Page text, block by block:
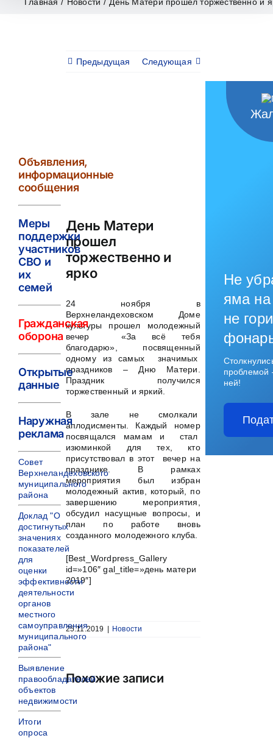
Предыдущая Следующая
День Матери
прошел
торжественно и
ярко
24 ноября в
Верхнеландеховском Доме
культуры прошел молодежный
вечер «За всё тебя
благодарю», посвященный
одному из самых значимых
праздников – Дню Матери.
Праздник получился
торжественный и яркий.
В зале не смолкали
аплодисменты. Каждый номер
посвящался мамам и стал
изюминкой для тех, кто
присутствовал в этот вечер на
празднике. В рамках
мероприятия был избран
молодежный актив, который, по
завершению мероприятия,
обсудил насущные вопросы, и
план по работе вновь
созданного молодежного клуба.
[Best_Wordpress_Gallery
id=»106″ gal_title=»день матери
2019″]
25.11.2019 | Новости
Похожие записи
Объявления,
информационные
сообщения
Меры
поддержки
участников
СВО и
их
семей
Гражданская
оборона
Открытые
данные
Наружная
реклама
Совет
Верхнеландеховского
муниципального
района
Доклад "О
достигнутых
значениях
показателей
для
оценки
эффективности
деятельности
органов
местного
самоуправления
муниципального
района"
Выявление
правообладателей
объектов
недвижимости
Итоги
опроса
Не
яма на
не
ней!